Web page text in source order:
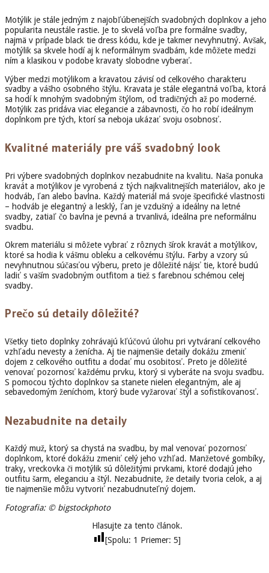
Motýlik je stále jedným z najobľúbenejších svadobných doplnkov a jeho
popularita neustále rastie. Je to skvelá voľba pre formálne svadby,
najmä v prípade black tie dress kódu, kde je takmer nevyhnutný. Avšak,
motýlik sa skvele hodí aj k neformálnym svadbám, kde môžete medzi
ním a klasikou v podobe kravaty slobodne vyberať.
Výber medzi motýlikom a kravatou závisí od celkového charakteru
svadby a vášho osobného štýlu. Kravata je stále elegantná voľba, ktorá
sa hodí k mnohým svadobným štýlom, od tradičných až po moderné.
Motýlik zas pridáva viac elegancie a zábavnosti, čo ho robí ideálnym
doplnkom pre tých, ktorí sa neboja ukázať svoju osobnosť.
Kvalitné materiály pre váš svadobný look
Pri výbere svadobných doplnkov nezabudnite na kvalitu. Naša ponuka
kravát a motýlikov je vyrobená z tých najkvalitnejších materiálov, ako je
hodváb, ľan alebo bavlna. Každý materiál má svoje špecifické vlastnosti
– hodváb je elegantný a lesklý, ľan je vzdušný a ideálny na letné
svadby, zatiaľ čo bavlna je pevná a trvanlivá, ideálna pre neformálnu
svadbu.
Okrem materiálu si môžete vybrať z rôznych šírok kravát a motýlikov,
ktoré sa hodia k vášmu obleku a celkovému štýlu. Farby a vzory sú
nevyhnutnou súčasťou výberu, preto je dôležité nájsť tie, ktoré budú
ladiť s vaším svadobným outfitom a tiež s farebnou schémou celej
svadby.
Prečo sú detaily dôležité?
Všetky tieto doplnky zohrávajú kľúčovú úlohu pri vytváraní celkového
vzhľadu nevesty a ženícha. Aj tie najmenšie detaily dokážu zmeniť
dojem z celkového outfitu a dodať mu osobitosť. Preto je dôležité
venovať pozornosť každému prvku, ktorý si vyberáte na svoju svadbu.
S pomocou týchto doplnkov sa stanete nielen elegantným, ale aj
sebavedomým ženíchom, ktorý bude vyžarovať štýl a sofistikovanosť.
Nezabudnite na detaily
Každý muž, ktorý sa chystá na svadbu, by mal venovať pozornosť
doplnkom, ktoré dokážu zmeniť celý jeho vzhľad. Manžetové gombíky,
traky, vreckovka či motýlik sú dôležitými prvkami, ktoré dodajú jeho
outfitu šarm, eleganciu a štýl. Nezabudnite, že detaily tvoria celok, a aj
tie najmenšie môžu vytvoriť nezabudnuteľný dojem.
Fotografia: © bigstockphoto
Hlasujte za tento článok.
[Spolu: 1 Priemer: 5]